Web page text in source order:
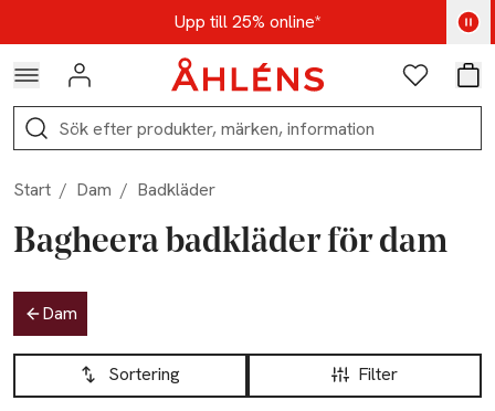
Hoppa till navigationsmenynUpp till 25% online*
Kod: AUG25 - Shoppa nu
Logga in Favoriter
Sök
Start / Dam / Badkläder
Bagheera badkläder för dam
Hoppa till produktsidan
Dam
Hoppa till produktsidan
Filter
Sortering
Lista över produkter